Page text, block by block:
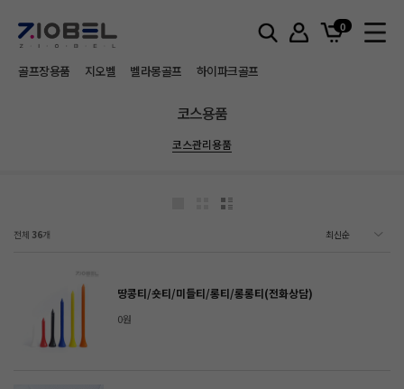
0
골프장용품 지오벨 벨라몽골프 하이파크골프
코스용품
코스관리용품
전체 36개
땅콩티/숏티/미들티/롱티/롱롱티(전화상담)
0원